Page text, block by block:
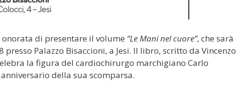
onorata di presentare il volume “Le Mani nel cuore”, che sarà
Palazzo Bisaccioni, a Jesi. Il libro, scritto da Vincenzo
la figura del cardiochirurgo marchigiano Carlo
della sua scomparsa.